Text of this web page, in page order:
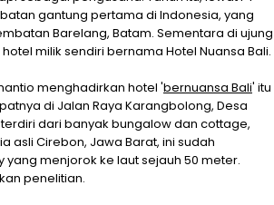
gantung pertama di Indonesia, yang
Barelang, Batam. Sementara di ujung
milik sendiri bernama Hotel Nuansa Bali.
menghadirkan hotel 'bernuansa Bali' itu
di Jalan Raya Karangbolong, Desa
dari banyak bungalow dan cottage,
asli Cirebon, Jawa Barat, ini sudah
menjorok ke laut sejauh 50 meter.
penelitian.